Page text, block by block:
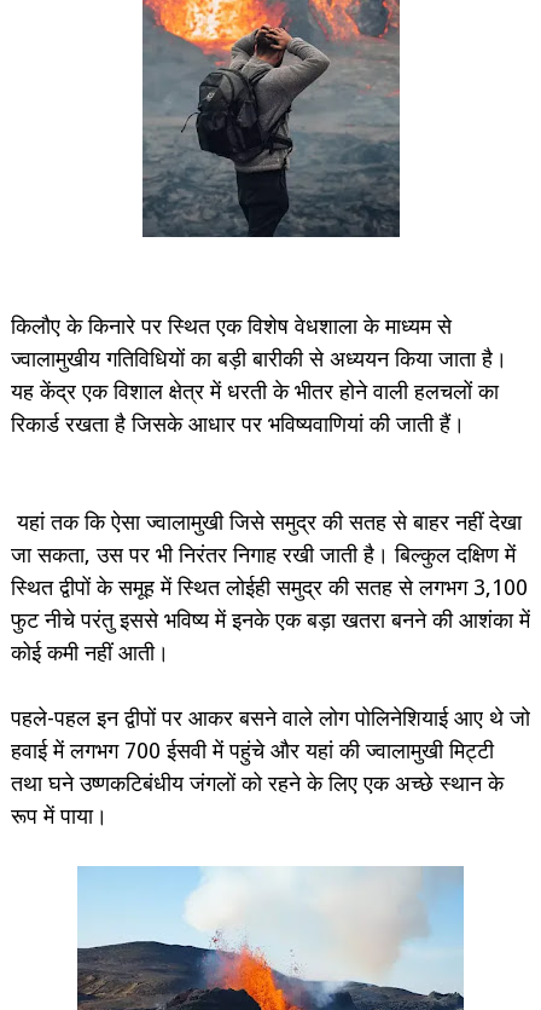
किलौए के किनारे पर स्थित एक विशेष वेधशाला के माध्यम से
ज्वालामुखीय गतिविधियों का बड़ी बारीकी से अध्ययन किया जाता है।
यह केंद्र एक विशाल क्षेत्र में धरती के भीतर होने वाली हलचलों का
रिकार्ड रखता है जिसके आधार पर भविष्यवाणियां की जाती हैं।
यहां तक कि ऐसा ज्वालामुखी जिसे समुद्र की सतह से बाहर नहीं देखा
जा सकता, उस पर भी निरंतर निगाह रखी जाती है। बिल्कुल दक्षिण में
स्थित द्वीपों के समूह में स्थित लोईही समुद्र की सतह से लगभग 3,100
फुट नीचे परंतु इससे भविष्य में इनके एक बड़ा खतरा बनने की आशंका में
कोई कमी नहीं आती।
पहले-पहल इन द्वीपों पर आकर बसने वाले लोग पोलिनेशियाई आए थे जो
हवाई में लगभग 700 ईसवी में पहुंचे और यहां की ज्वालामुखी मिट्टी
तथा घने उष्णकटिबंधीय जंगलों को रहने के लिए एक अच्छे स्थान के
रूप में पाया।